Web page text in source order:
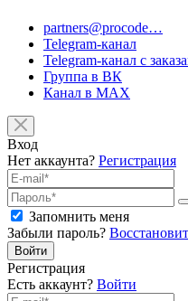
partners@procode…
Telegram-канал
Telegram-канал с
Группа в ВК
Канал в MAX
Вход
Нет аккаунта? Регистрация
Запомнить меня
Забыли пароль?
Войти
Регистрация
Есть аккаунт? Войти